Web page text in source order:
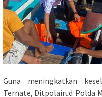
Guna meningkatkan
Ternate, Ditpolairud Polda